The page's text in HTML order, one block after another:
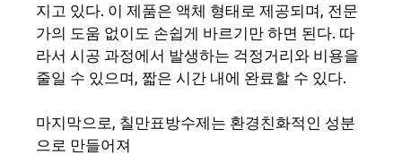
지고 있다. 이 제품은 액체 형태로 제공되며, 전문
가의 도움 없이도 손쉽게 바르기만 하면 된다. 따
라서 시공 과정에서 발생하는 걱정거리와 비용을
줄일 수 있으며, 짧은 시간 내에 완료할 수 있다.
마지막으로, 칠만표방수제는 환경친화적인 성분
으로 만들어져